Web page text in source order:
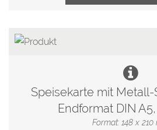
Speisekarte mit
Endformat DIN
Format: 148 x 210